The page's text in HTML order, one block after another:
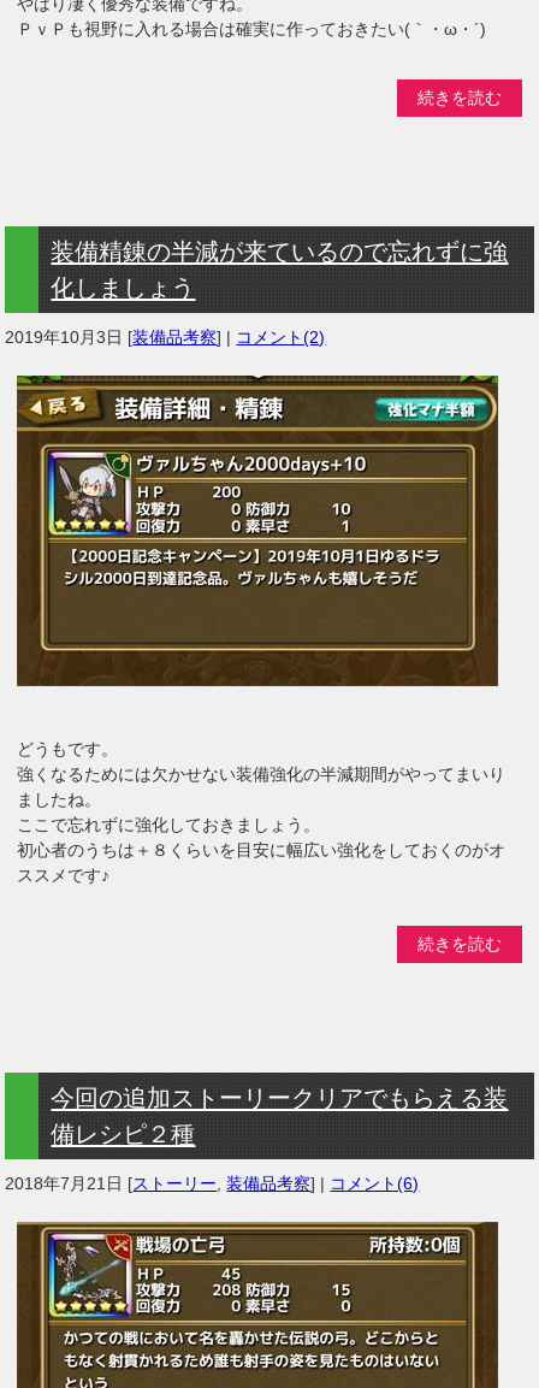
ＰｖＰも視野に入れる場合は確実に作っておきたい(｀・ω・´)
続きを読む
装備精錬の半減が来ているので忘れずに強
化しましょう
2019年10月3日 [装備品考察] | コメント(2)
どうもです。
強くなるためには欠かせない装備強化の半減期間がやってまいり
ましたね。
ここで忘れずに強化しておきましょう。
初心者のうちは＋８くらいを目安に幅広い強化をしておくのがオ
ススメです♪
続きを読む
今回の追加ストーリークリアでもらえる装
備レシピ２種
2018年7月21日 [ストーリー ,装備品考察] | コメント(6)